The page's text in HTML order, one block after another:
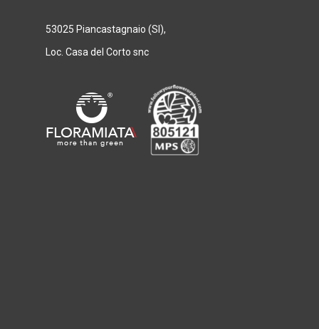
53025 Piancastagnaio (SI),
Loc. Casa del Corto snc